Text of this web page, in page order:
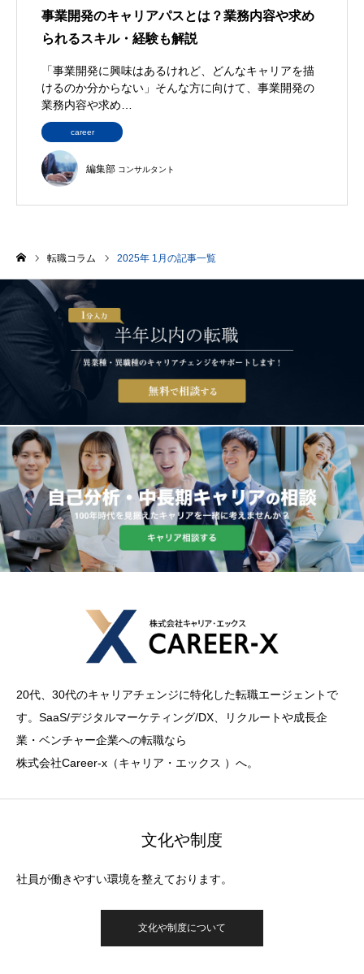
事業開発のキャリアパスとは？業務内容や求め
られるスキル・経験も解説
「事業開発に興味はあるけれど、どんなキャリアを描
けるのか分からない」そんな方に向けて、事業開発の
業務内容や求め…
career
編集部 コンサルタント
転職コラム 2025年 1月の記事一覧
20代、30代のキャリアチェンジに特化した転職エージェントで
す。SaaS/デジタルマーケティング/DX、リクルートや成長企
業・ベンチャー企業への転職なら
株式会社Career-x（キャリア・エックス ）へ。
文化や制度
社員が働きやすい環境を整えております。
文化や制度について